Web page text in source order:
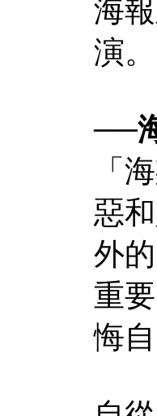
海
演
──
「
惡
外
重
悔